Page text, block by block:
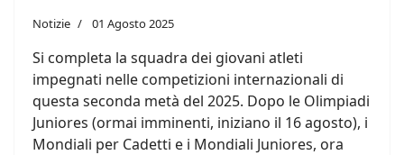
Notizie 01 Agosto 2025
Si completa la squadra dei giovani atleti
impegnati nelle competizioni internazionali di
questa seconda metà del 2025. Dopo le Olimpiadi
Juniores (ormai imminenti, iniziano il 16 agosto), i
Mondiali per Cadetti e i Mondiali Juniores, ora